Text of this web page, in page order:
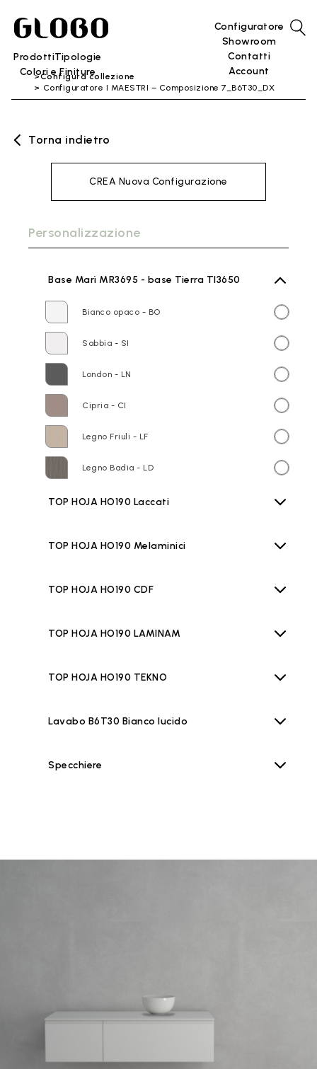
ProdottiTipologie
Colori e Finiture
Configuratore
Showroom
Contatti
Account
Configura collezione
Configuratore I MAESTRI – Composizione 7_B6T30_DX
Torna indietro
CREA Nuova Configurazione
Personalizzazione
Base Marì MR3695 - base Tierra TI3650
Bianco opaco - BO
Sabbia - SI
London - LN
Cipria - CI
Legno Friuli - LF
Legno Badia - LD
TOP HOJA HO190 Laccati
TOP HOJA HO190 Melaminici
TOP HOJA HO190 CDF
TOP HOJA HO190 LAMINAM
TOP HOJA HO190 TEKNO
Lavabo B6T30 Bianco lucido
Specchiere